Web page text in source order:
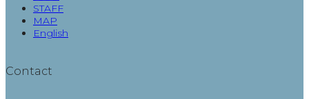
STAFF
MAP
English
Contact